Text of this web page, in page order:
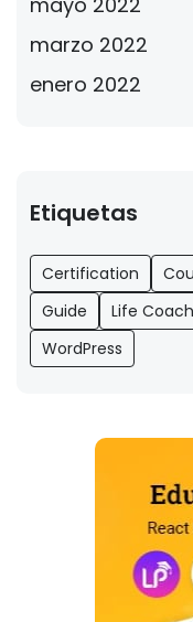
marzo 2022
enero 2022
Etiquetas
Certification
Guide
Life Coach
WordPress